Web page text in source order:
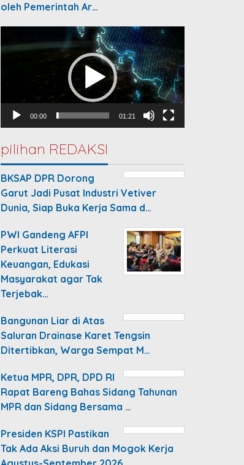
oleh Pemerintah Ar…
Player
00:00 01:21
pilihan REDAKSI
BKSAP DPR Dorong
Garut Jadi Pusat Industri Vetiver
Dunia, Siap Buka Kerja Sama d…
PWI Gandeng AFPI
Perkuat Literasi
Keuangan, Edukasi
Masyarakat agar Tak
Terjebak…
Bangunan Liar di Atas
Saluran Drainase Karet Tengsin
Ditertibkan, Warga Sempat M…
Ketua MPR, DPR, DPD RI
Rapat Bareng Bahas Sidang Tahunan
MPR dan Sidang Bersama …
Presiden KSPI Pastikan
Tak Ada Aksi Buruh dan Mogok Kerja